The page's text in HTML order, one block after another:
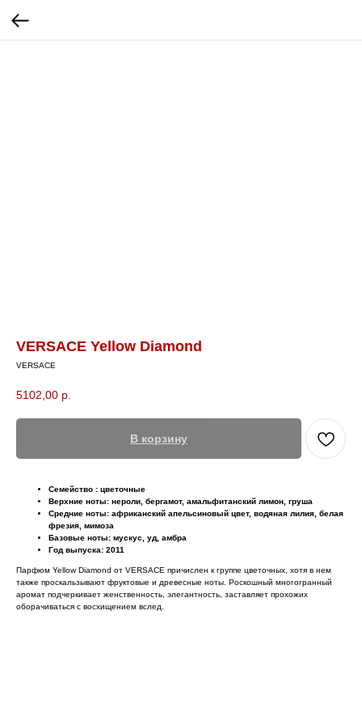
VERSACE Yellow Diamond
VERSACE
5102,00 р.
В корзину
Семейство : цветочные
Верхние ноты: нероли, бергамот, амальфитанский лимон, груша
Средние ноты: африканский апельсиновый цвет, водяная лилия, белая
фрезия, мимоза
Базовые ноты: мускус, уд, амбра
Год выпуска: 2011
Парфюм Yellow Diamond от VERSACE причислен к группе цветочных, хотя в нем
также проскальзывают фруктовые и древесные ноты. Роскошный многогранный
аромат подчеркивает женственность, элегантность, заставляет прохожих
оборачиваться с восхищением вслед.